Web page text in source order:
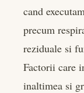
cand
precum
reziduale si
Factorii care
inaltimea si